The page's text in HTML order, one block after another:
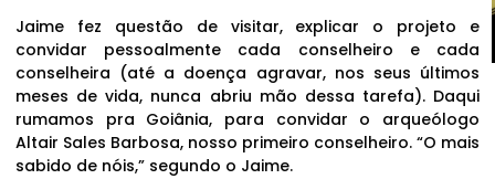
Jaime fez questão de visitar, explicar o projeto e
convidar pessoalmente cada conselheiro e cada
conselheira (até a doença agravar, nos seus últimos
meses de vida, nunca abriu mão dessa tarefa). Daqui
rumamos pra Goiânia, para convidar o arqueólogo
Altair Sales Barbosa, nosso primeiro conselheiro. “O mais
sabido de nóis,” segundo o Jaime.